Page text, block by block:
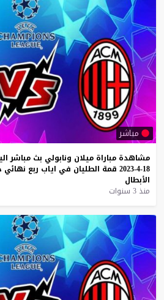
مباشر
مشاهدة مباراة ميلان ونابولي بث مباشر
18-4-2023
قمة الطليان في اياب ربع نهائي
الأبطال
منذ 3 سنوات